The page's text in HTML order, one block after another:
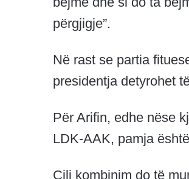
përgjigje”.
Në rast se partia
presidentja detyrohet
Për Arifin, edhe nëse
LDK-AAK, pamja
Cili kombinim do të